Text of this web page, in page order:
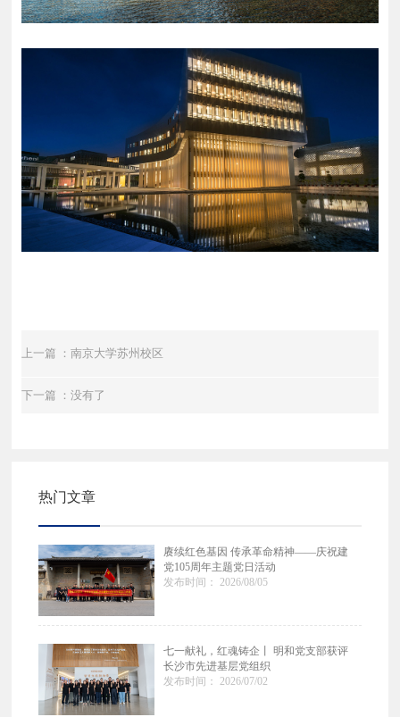
上一篇 ：南京大学苏州校区
下一篇 ：没有了
热门文章
赓续红色基因 传承革命精神——庆祝建
党105周年主题党日活动
发布时间： 2026/08/05
七一献礼，红魂铸企丨 明和党支部获评
长沙市先进基层党组织
发布时间： 2026/07/02